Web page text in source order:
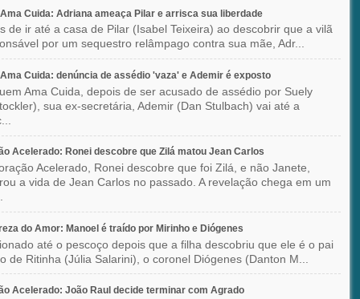
Cuida: Adriana ameaça Pilar e arrisca sua liberdade
de ir até a casa de Pilar (Isabel Teixeira) ao descobrir que a vilã
por um sequestro relâmpago contra sua mãe, Adr...
Cuida: denúncia de assédio 'vaza' e Ademir é exposto
Ama Cuida, depois de ser acusado de assédio por Suely
sua ex-secretária, Ademir (Dan Stulbach) vai até a
Acelerado: Ronei descobre que Zilá matou Jean Carlos
Acelerado, Ronei descobre que foi Zilá, e não Janete,
a vida de Jean Carlos no passado. A revelação chega em um
do Amor: Manoel é traído por Mirinho e Diógenes
até o pescoço depois que a filha descobriu que ele é o pai
de Ritinha (Júlia Salarini), o coronel Diógenes (Danton M...
Acelerado: João Raul decide terminar com Agrado